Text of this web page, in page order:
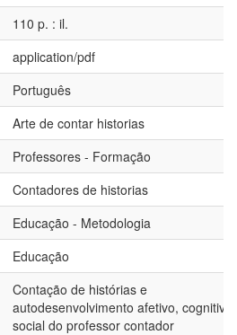
110 p. : il.
application/pdf
Português
Arte de contar historias
Professores - Formação
Contadores de historias
Educação - Metodologia
Educação
Contação de histórias e
autodesenvolvimento afetivo, cognitivo
social do professor contador